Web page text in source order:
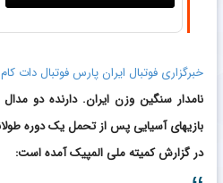
خبرگزاری فوتبال ایران پارس فوتبال دات
نامدار سنگین وزن ایران. دارنده دو
بازیهای آسیایی پس از تحمل یک دوره
در گزارش کمیته ملی المپیک آمده است: